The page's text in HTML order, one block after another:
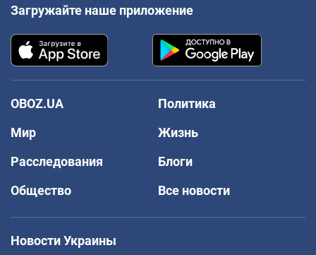
Загружайте наше приложение
OBOZ.UA
Политика
Мир
Жизнь
Расследования
Блоги
Общество
Все новости
Новости Украины